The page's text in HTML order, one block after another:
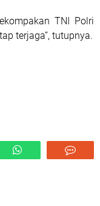
TNI Polri
terjaga”, tutupnya.